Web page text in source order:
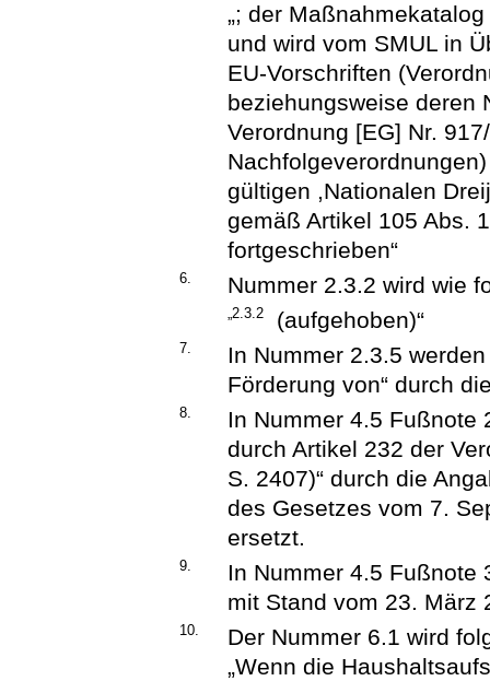
„; der
und wird vom SMUL in
EU-Vorschriften
beziehungsweise deren
Verordnung [EG] Nr.
gültigen ,Nationalen
gemäß Artikel 105 Abs.
fortgeschrieben“
6. Nummer 2.3.2 wird wie
„2.3.2 (aufgehoben)“
7.
In Nummer 2.3.5
Förderung von“ durch
8.
In Nummer 4.5 Fußnote
durch Artikel 232 der
S. 2407)“ durch die
des Gesetzes vom 7.
ersetzt.
9.
In Nummer 4.5 Fußnote
mit Stand vom 23. März
10.
Der Nummer 6.1 wird
„Wenn die